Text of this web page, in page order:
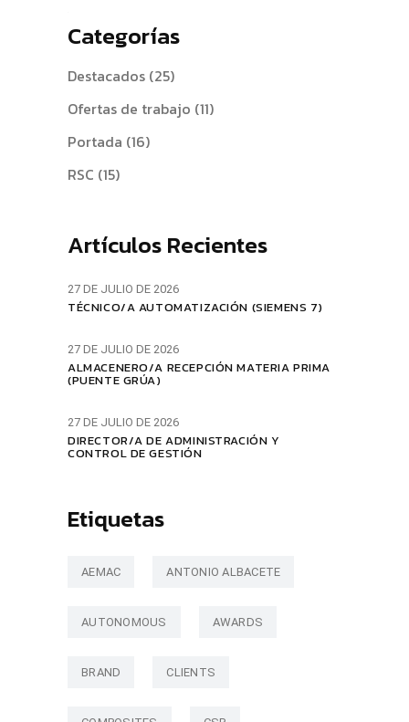
Categorías
Destacados (25)
Ofertas de trabajo (11)
Portada (16)
RSC (15)
Artículos Recientes
27 DE JULIO DE 2026
TÉCNICO/A AUTOMATIZACIÓN (SIEMENS 7)
27 DE JULIO DE 2026
ALMACENERO/A RECEPCIÓN MATERIA PRIMA
(PUENTE GRÚA)
27 DE JULIO DE 2026
DIRECTOR/A DE ADMINISTRACIÓN Y
CONTROL DE GESTIÓN
Etiquetas
AEMAC ANTONIO ALBACETE
AUTONOMOUS AWARDS
BRAND CLIENTS